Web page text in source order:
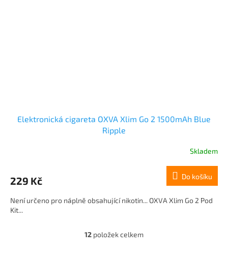
Elektronická cigareta OXVA Xlim Go 2 1500mAh Blue
Ripple
Skladem
229 Kč Do košíku
Není určeno pro náplně obsahující nikotin... OXVA Xlim Go 2 Pod
Kit...
O
12 položek celkem